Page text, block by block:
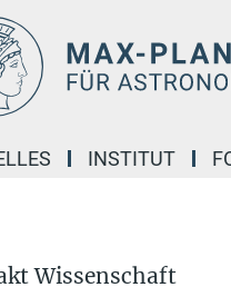
INSTITUT
Wissenschaft